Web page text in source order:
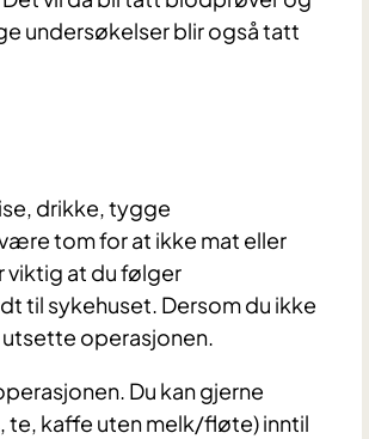
undersøkelser blir også tatt
drikke, tygge
tom for at ikke mat eller
viktig at du følger
til sykehuset. Dersom du ikke
utsette operasjonen.
Du kan gjerne
te, kaffe uten melk/fløte) inntil